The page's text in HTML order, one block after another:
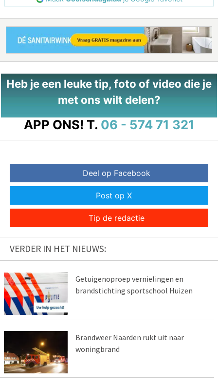
Heb je een leuke tip, foto of video die je
met ons wilt delen?
APP ONS! T. 06 - 574 71 321
Deel op Facebook
Post op X
Tip de redactie
VERDER IN HET NIEUWS:
Getuigenoproep vernielingen en
brandstichting sportschool Huizen
Brandweer Naarden rukt uit naar
woningbrand